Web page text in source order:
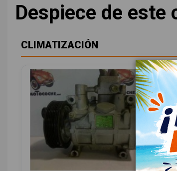
Despiece de este
CLIMATIZACIÓN